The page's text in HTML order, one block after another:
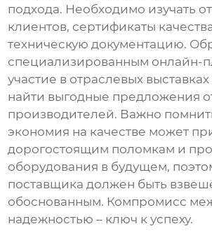
подхода. Необходимо изучать
клиентов, сертификаты
техническую документацию.
специализированным онлайн-
участие в отраслевых
найти выгодные предложения
производителей. Важно
экономия на качестве может
дорогостоящим поломкам и
оборудования в будущем,
поставщика должен быть
обоснованным. Компромисс
надежностью – ключ к успеху.